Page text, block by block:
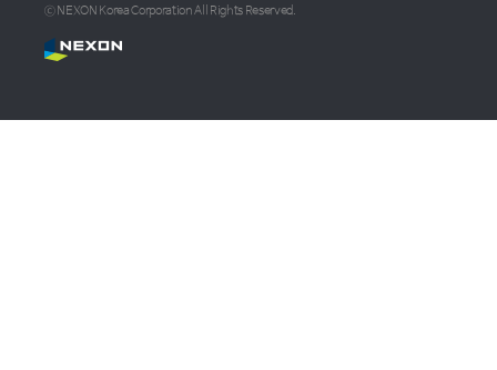
ⓒ NEXON Korea Corporation All Rights Reserved.